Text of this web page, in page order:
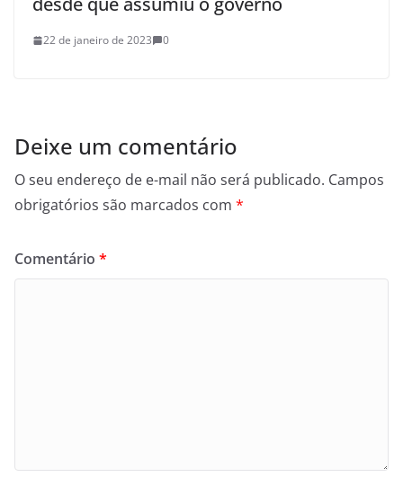
22 de janeiro de 2023 0
Deixe um comentário
O seu endereço de e-mail não será publicado. Campos
obrigatórios são marcados com *
Comentário *